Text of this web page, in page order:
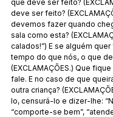
que deve ser feito?
deve ser feito?
devemos fazer quando
sala como esta?
calados!”) E se alguém
tempo do que nós, o que
(EXCLAMAÇÕES.) Que
fale. E no caso de que
outra criança?
lo, censurá-lo e dizer-lhe:
“comporte-se bem”,